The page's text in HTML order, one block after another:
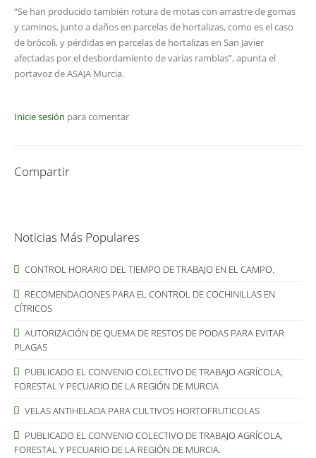
“Se han producido también rotura de motas con arrastre de gomas
y caminos, junto a daños en parcelas de hortalizas, como es el caso
de brócoli, y pérdidas en parcelas de hortalizas en San Javier
afectadas por el desbordamiento de varias ramblas”, apunta el
portavoz de ASAJA Murcia.
Inicie sesión para comentar
Compartir
Noticias Más Populares
CONTROL HORARIO DEL TIEMPO DE TRABAJO EN EL CAMPO.
RECOMENDACIONES PARA EL CONTROL DE COCHINILLAS EN
CÍTRICOS
AUTORIZACIÓN DE QUEMA DE RESTOS DE PODAS PARA EVITAR
PLAGAS
PUBLICADO EL CONVENIO COLECTIVO DE TRABAJO AGRÍCOLA,
FORESTAL Y PECUARIO DE LA REGIÓN DE MURCIA
VELAS ANTIHELADA PARA CULTIVOS HORTOFRUTICOLAS
PUBLICADO EL CONVENIO COLECTIVO DE TRABAJO AGRÍCOLA,
FORESTAL Y PECUARIO DE LA REGIÓN DE MURCIA.